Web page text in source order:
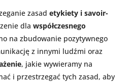
zasad etykiety i savoir-
dla współczesnego
na zbudowanie pozytywnego
z innymi ludźmi oraz
, jakie wywieramy na
i przestrzegać tych zasad, aby